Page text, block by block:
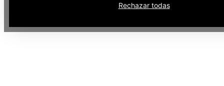
Rechazar todas